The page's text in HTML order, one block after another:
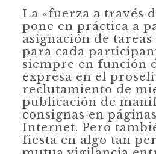
La «fuerza a través
pone en práctica a
asignación de tareas
para cada
siempre en función
expresa en el
reclutamiento de
publicación de
consignas en
Internet. Pero
fiesta en algo tan